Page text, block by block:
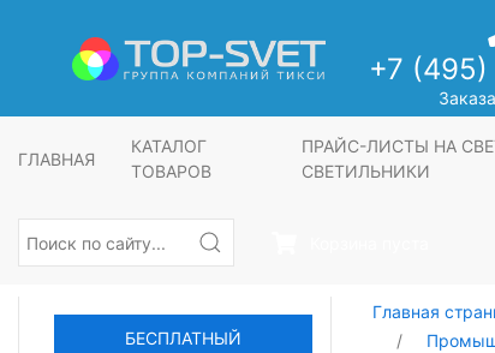
+7 (495)
ГЛАВНАЯ
КАТАЛОГ
ТОВАРОВ
ПРАЙС-ЛИСТЫ НА
СВЕТИЛЬНИКИ
БЕСПЛАТНЫЙ
Главная